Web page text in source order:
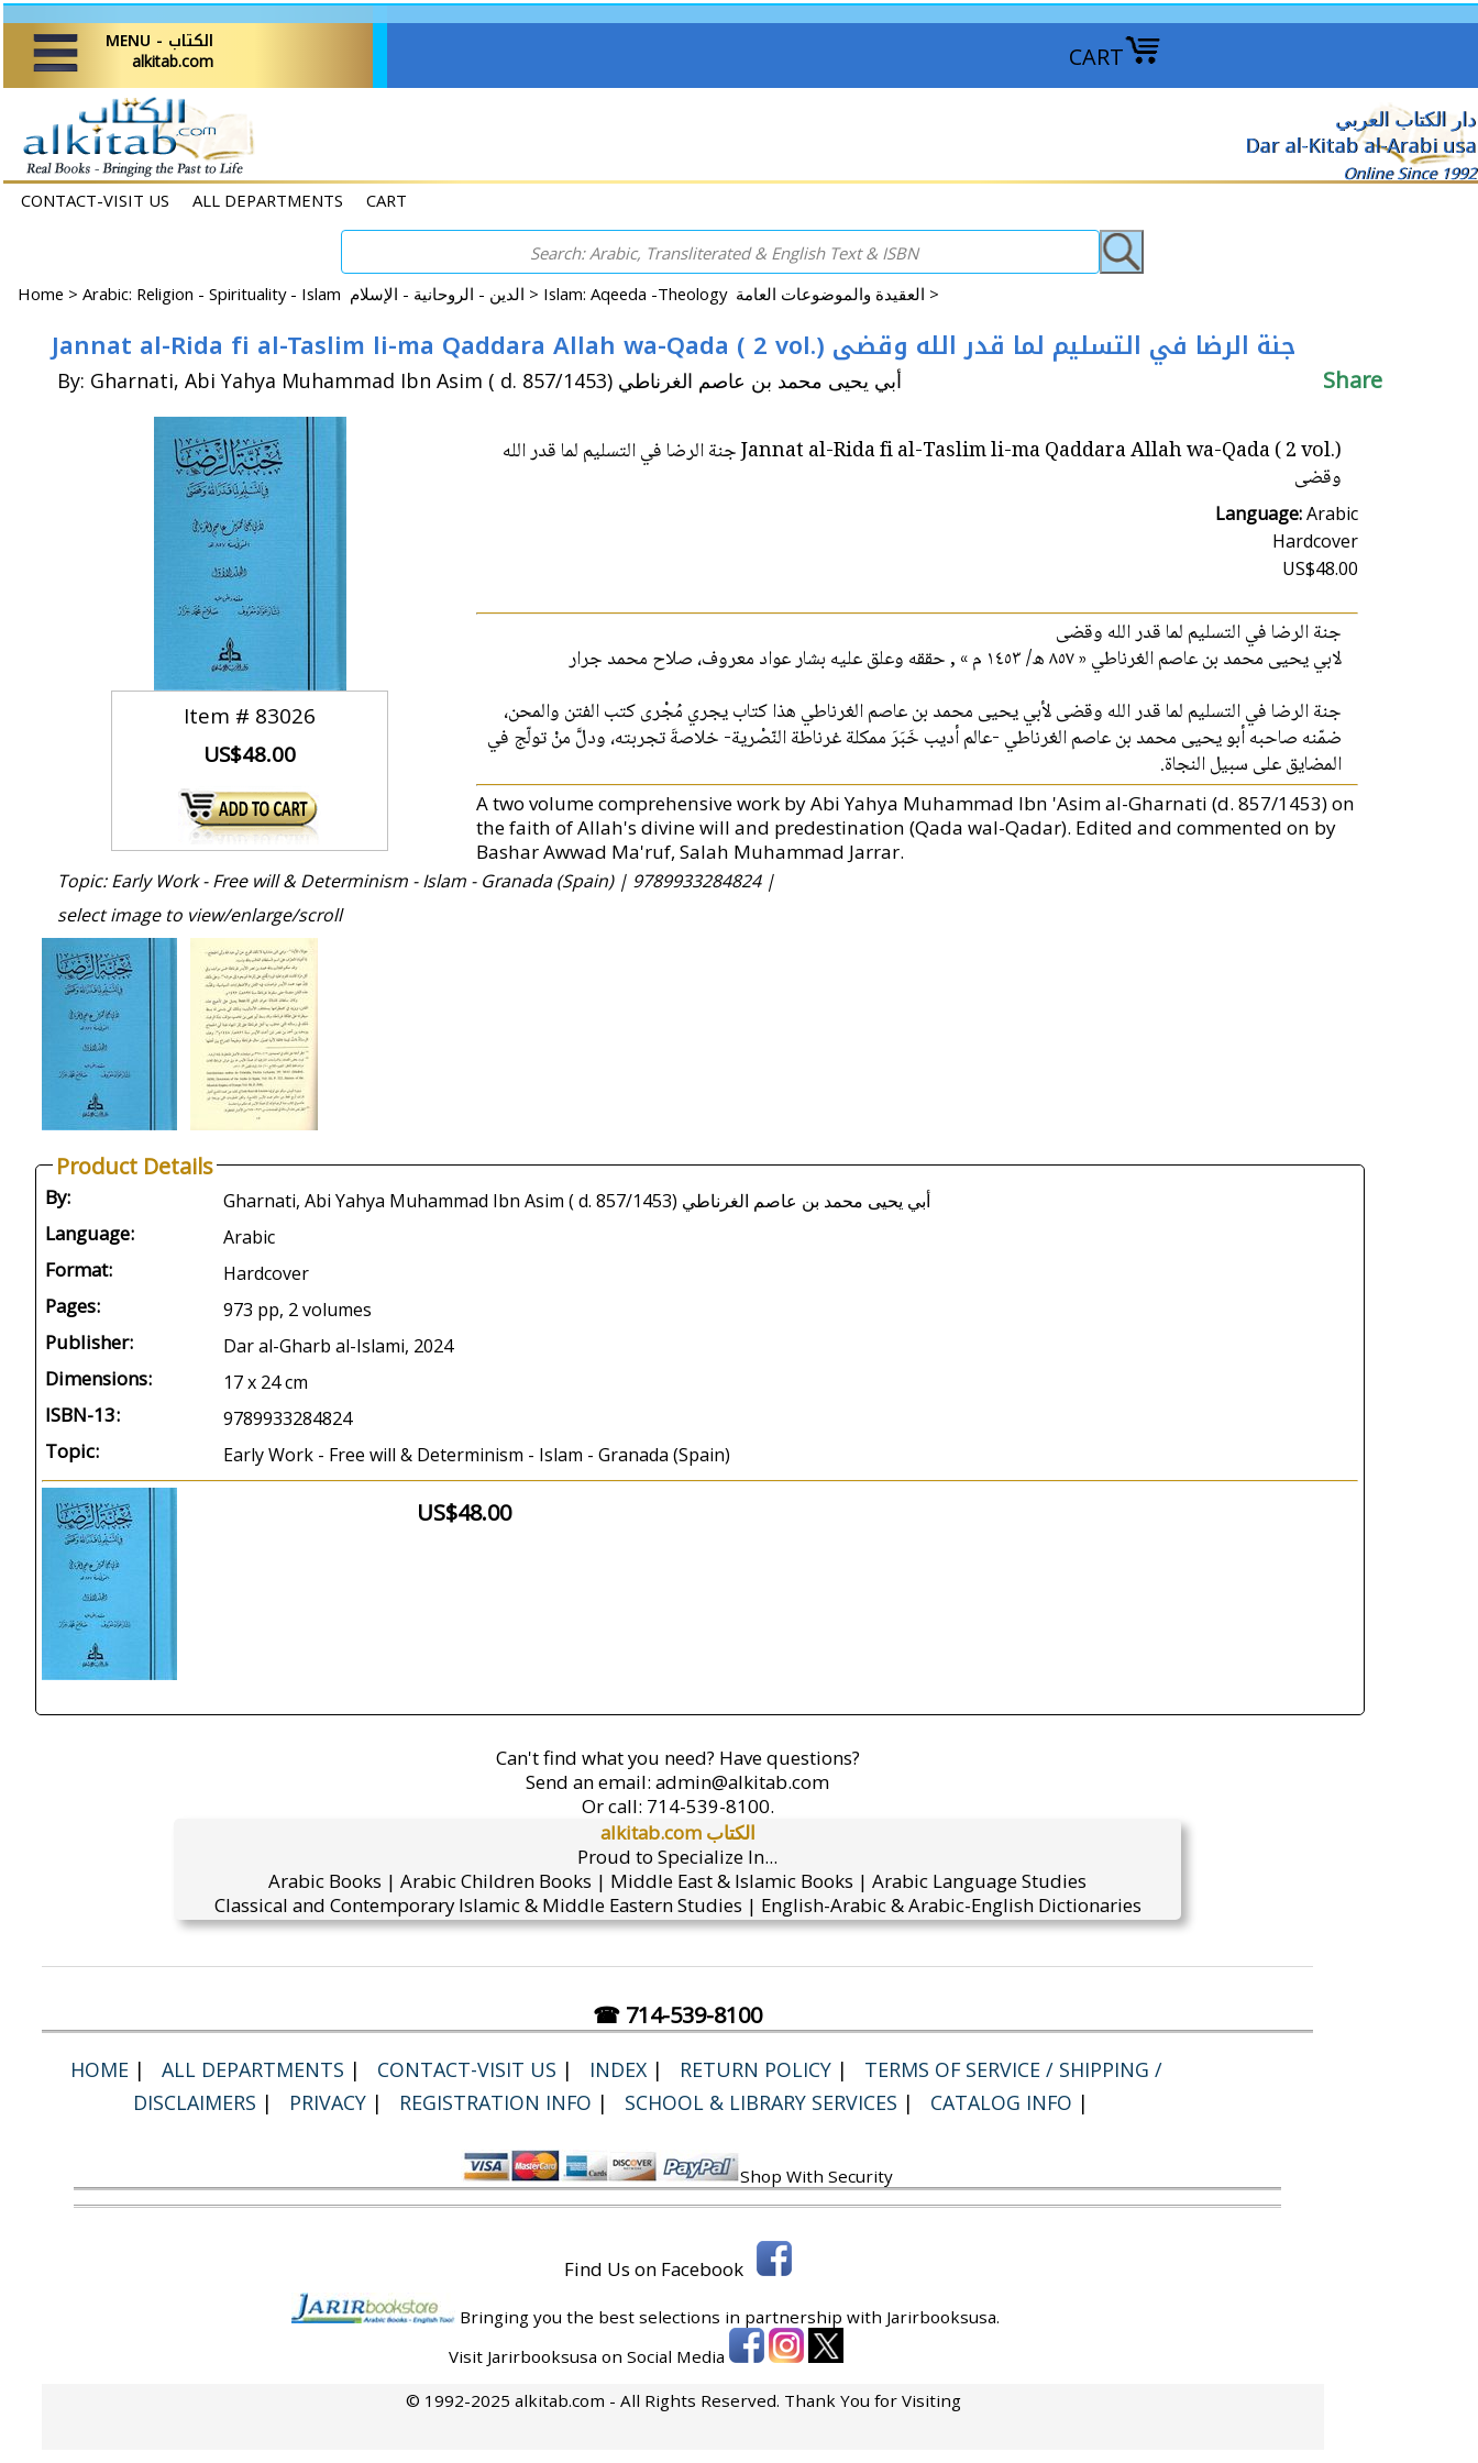
CART
MENU - الكتاب
alkitab.com
دار الكتاب العربي
Dar al-Kitab al-Arabi usa
Online Since 1992
CONTACT-VISIT US ALL DEPARTMENTS CART
Home > Arabic: Religion - Spirituality - Islam الدين - الروحانية - الإسلام > Islam: Aqeeda -Theology العقيدة والموضوعات العامة >
Jannat al-Rida fi al-Taslim li-ma Qaddara Allah wa-Qada ( 2 vol.) جنة الرضا في التسليم لما قدر الله وقضى
By: Gharnati, Abi Yahya Muhammad Ibn Asim ( d. 857/1453) أبي يحيى محمد بن عاصم الغرناطي Share
Item # 83026
US$48.00
Jannat al-Rida fi al-Taslim li-ma Qaddara Allah wa-Qada ( 2 vol.) جنة الرضا في التسليم لما قدر الله
وقضى
Language:Arabic
Hardcover
US$48.00
جنة الرضا في التسليم لما قدر الله وقضى
لابي يحيى محمد بن عاصم الغرناطي « ٨٥٧ ه/ ١٤٥٣ م » , حققه وعلق عليه بشار عواد معروف، صلاح محمد جرار
جنة الرضا في التسليم لما قدر الله وقضى لأبي يحيى محمد بن عاصم الغرناطي هذا كتاب يجري مُجْرى كتب الفتن والمحن،
ضمّنه صاحبه أبو يحيى محمد بن عاصم الغرناطي -عالم أديب خَبَرَ ممكلة غرناطة النّصْرية- خلاصةَ تجربته، ودلَّ منْ تولّج في
المضايق على سبيل النجاة.
A two volume comprehensive work by Abi Yahya Muhammad Ibn 'Asim al-Gharnati (d. 857/1453) on
the faith of Allah's divine will and predestination (Qada wal-Qadar). Edited and commented on by
Bashar Awwad Ma'ruf, Salah Muhammad Jarrar.
Topic: Early Work - Free will & Determinism - Islam - Granada (Spain) | 9789933284824 |
select image to view/enlarge/scroll
Product Details
By: Gharnati, Abi Yahya Muhammad Ibn Asim ( d. 857/1453) أبي يحيى محمد بن عاصم الغرناطي
Language: Arabic
Format: Hardcover
Pages: 973 pp, 2 volumes
Publisher: Dar al-Gharb al-Islami, 2024
Dimensions: 17 x 24 cm
ISBN-13: 9789933284824
Topic: Early Work - Free will & Determinism - Islam - Granada (Spain)
US$48.00
Can't find what you need? Have questions?
Send an email: admin@alkitab.com
Or call: 714-539-8100.
alkitab.com الكتاب
Proud to Specialize In...
Arabic Books | Arabic Children Books | Middle East & Islamic Books | Arabic Language Studies
Classical and Contemporary Islamic & Middle Eastern Studies | English-Arabic & Arabic-English Dictionaries
☎ 714-539-8100
HOME | ALL DEPARTMENTS | CONTACT-VISIT US | INDEX | RETURN POLICY |
TERMS OF SERVICE / SHIPPING /
DISCLAIMERS | PRIVACY | REGISTRATION INFO | SCHOOL & LIBRARY SERVICES | CATALOG INFO |
Shop With Security
Find Us on Facebook
Bringing you the best selections in partnership with Jarirbooksusa.
Visit Jarirbooksusa on Social Media
© 1992-2025 alkitab.com - All Rights Reserved. Thank You for Visiting